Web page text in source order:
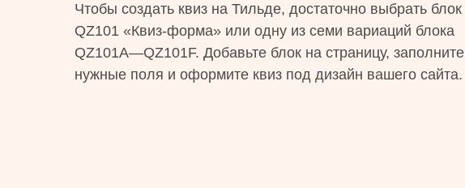
Чтобы создать квиз на Тильде, достаточно выбрать блок
QZ101 «Квиз-форма» или одну из семи вариаций блока
QZ101A—QZ101F. Добавьте блок на страницу, заполните
нужные поля и оформите квиз под дизайн вашего сайта.